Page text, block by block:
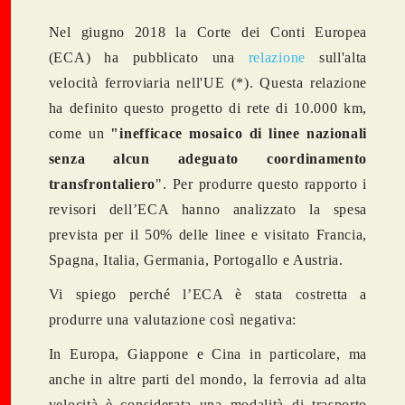
Nel giugno 2018 la Corte dei Conti Europea
(ECA) ha pubblicato una relazione sull'alta
velocità ferroviaria nell'UE (*). Questa relazione
ha definito questo progetto di rete di 10.000 km,
come un "inefficace mosaico di linee nazionali
senza alcun adeguato coordinamento
transfrontaliero". Per produrre questo rapporto i
revisori dell’ECA hanno analizzato la spesa
prevista per il 50% delle linee e visitato Francia,
Spagna, Italia, Germania, Portogallo e Austria.
Vi spiego perché l’ECA è stata costretta a
produrre una valutazione così negativa:
In Europa, Giappone e Cina in particolare, ma
anche in altre parti del mondo, la ferrovia ad alta